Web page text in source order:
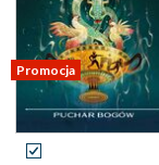
Promocja